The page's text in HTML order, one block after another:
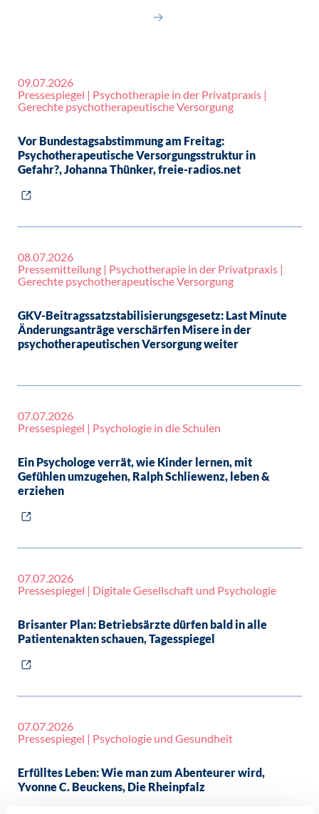
09.07.2026
Pressespiegel | Psychotherapie in der Privatpraxis |
Gerechte psychotherapeutische Versorgung
Vor Bundestagsabstimmung am Freitag:
Psychotherapeutische Versorgungsstruktur in
Gefahr?, Johanna Thünker, freie-radios.net
08.07.2026
Pressemitteilung | Psychotherapie in der Privatpraxis |
Gerechte psychotherapeutische Versorgung
GKV-Beitragssatzstabilisierungsgesetz: Last Minute
Änderungsanträge verschärfen Misere in der
psychotherapeutischen Versorgung weiter
07.07.2026
Pressespiegel | Psychologie in die Schulen
Ein Psychologe verrät, wie Kinder lernen, mit
Gefühlen umzugehen, Ralph Schliewenz, leben &
erziehen
07.07.2026
Pressespiegel | Digitale Gesellschaft und Psychologie
Brisanter Plan: Betriebsärzte dürfen bald in alle
Patientenakten schauen, Tagesspiegel
07.07.2026
Pressespiegel | Psychologie und Gesundheit
Erfülltes Leben: Wie man zum Abenteurer wird,
Yvonne C. Beuckens, Die Rheinpfalz